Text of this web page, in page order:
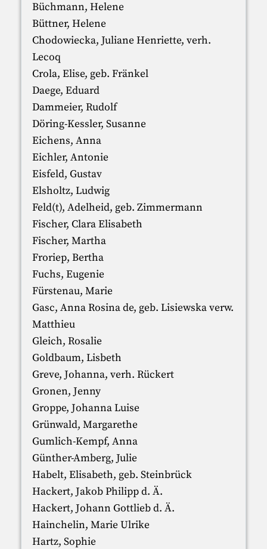
Büchmann, Helene
Büttner, Helene
Chodowiecka, Juliane Henriette, verh.
Lecoq
Crola, Elise, geb. Fränkel
Daege, Eduard
Dammeier, Rudolf
Döring-Kessler, Susanne
Eichens, Anna
Eichler, Antonie
Eisfeld, Gustav
Elsholtz, Ludwig
Feld(t), Adelheid, geb. Zimmermann
Fischer, Clara Elisabeth
Fischer, Martha
Froriep, Bertha
Fuchs, Eugenie
Fürstenau, Marie
Gasc, Anna Rosina de, geb. Lisiewska verw.
Matthieu
Gleich, Rosalie
Goldbaum, Lisbeth
Greve, Johanna, verh. Rückert
Gronen, Jenny
Groppe, Johanna Luise
Grünwald, Margarethe
Gumlich-Kempf, Anna
Günther-Amberg, Julie
Habelt, Elisabeth, geb. Steinbrück
Hackert, Jakob Philipp d. Ä.
Hackert, Johann Gottlieb d. Ä.
Hainchelin, Marie Ulrike
Hartz, Sophie